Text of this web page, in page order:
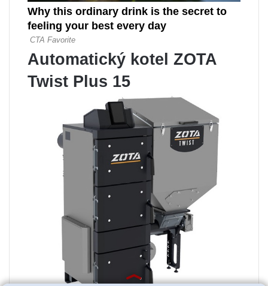
Automatický kotel ZOTA
Twist Plus 15